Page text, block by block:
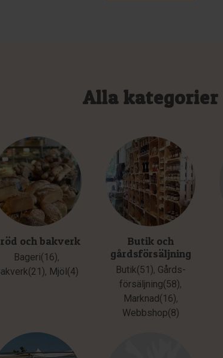
Alla kategorier
och bakverk
Bageri(16),
, Mjöl(4)
Butik och
gårdsförsäljning
Butik(51), Gårds­
försäljning(58),
Marknad(16),
Webbshop(8)